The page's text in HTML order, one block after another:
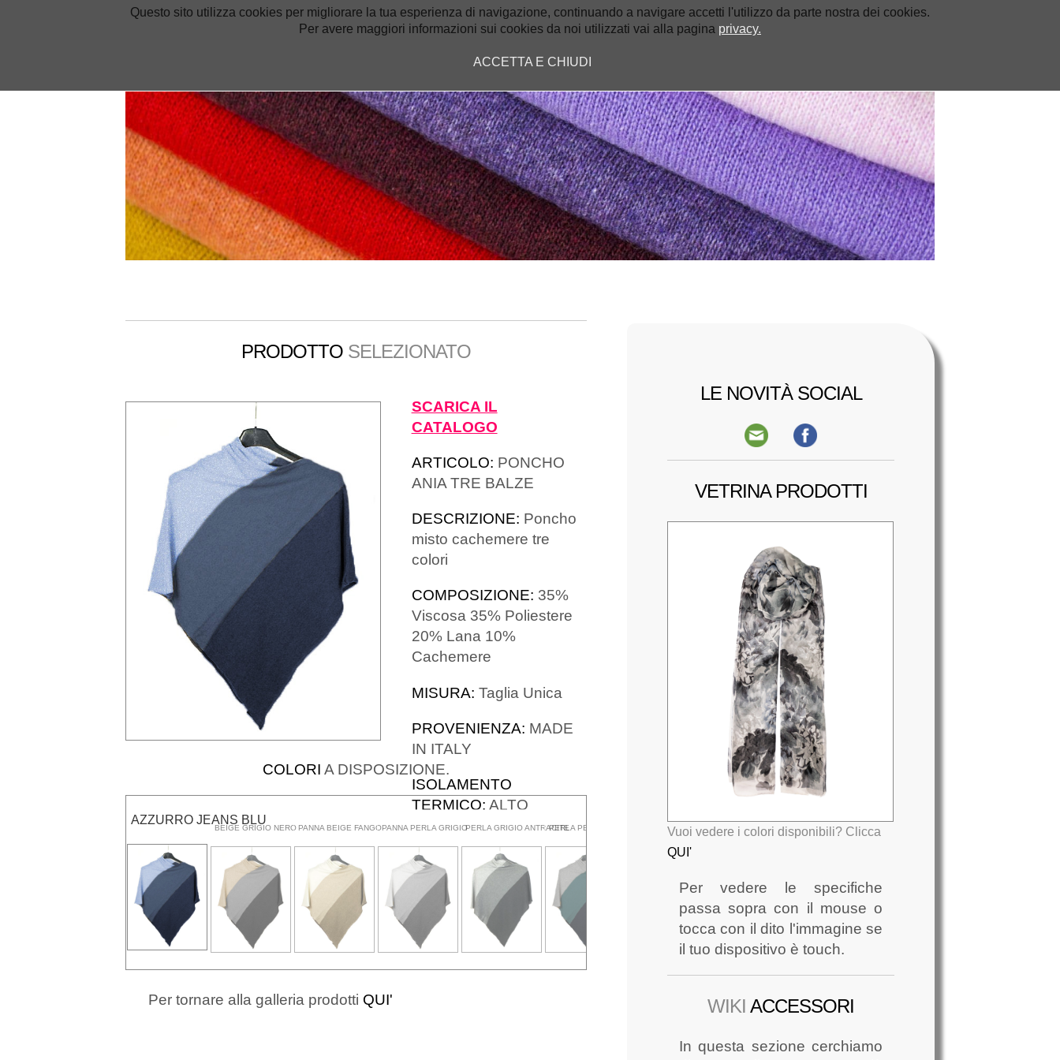
LE NOVITÀ HOME CHI SIAMO PRODOTTI
PRODOTTOSELEZIONATO
SCARICA IL
CATALOGO
ARTICOLO: PONCHO
ANIA TRE BALZE
DESCRIZIONE: Poncho
misto cachemere tre
colori
COMPOSIZIONE: 35%
Viscosa 35% Poliestere
20% Lana 10%
Cachemere
MISURA: Taglia Unica
PROVENIENZA: MADE
IN ITALY
ISOLAMENTO
TERMICO: ALTO
COLORI A DISPOSIZIONE.
AZZURRO JEANS BLU
BEIGE GRIGIO NERO PANNA BEIGE FANGOPANNA PERLA GRIGIOPERLA GRIGIO ANTRACITEPERLA PETROLIO BLU ROSA PERLA GRIGIO
Per tornare alla galleria prodotti QUI'
LE NOVITÀ SOCIAL
VETRINA PRODOTTI
Vuoi vedere i colori disponibili? Clicca
QUI'
Per vedere le specifiche
passa sopra con il mouse o
tocca con il dito l'immagine se
il tuo dispositivo è touch.
WIKI ACCESSORI
In questa sezione cerchiamo
Questo sito utilizza cookies per migliorare la tua esperienza di navigazione, continuando a navigare accetti l'utilizzo da parte nostra dei cookies.
Per avere maggiori informazioni sui cookies da noi utilizzati vai alla pagina privacy.
ACCETTA E CHIUDI